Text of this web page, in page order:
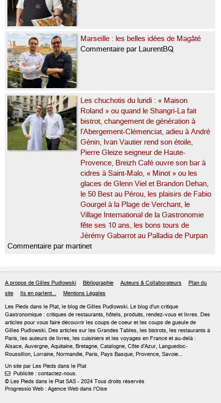
Marseille : les belles idées de Magâté
Commentaire par LaurentBQ
Les chuchotis du lundi : « Maison
Roland » ou quand le Shangri-La fait
bistrot, changement de génération à
l’Abergement-Clémenciat, adieu à André
Génin, Ivan Vautier rend son étoile,
Pierre Gleize seigneur de Haute-
Provence, Breizh Café ouvre son bar à
cidres à Saint-Malo, « Minot » ou les
glaces de Glenn Viel et Brandon Dehan,
le 50 Best au Pérou, les plaisirs de Fabio
Gourgel à la Plage de Verchant, le
Village International de la Gastronomie
fête ses 10 ans, les bons tours de
Jérémy Gabarrot au Palladia de Purpan
Commentaire par martinet
A propos de Gilles Pudlowski Bibliographie Auteurs & Collaborateurs
Plan du
site
Ils en parlent... Mentions Légales
Les Pieds dans le Plat, le blog de Gilles Pudlowski. Le blog d'un critique
Gastronomique : critiques de restaurants, hôtels, produits, rendez-vous et livres. Des
articles pour vous faire découvrir les coups de coeur et les coups de gueule de
Gilles Pudlowski. Des articles sur les Grandes Tables, les bistrots, les restaurants à
Paris, les auteurs de livres, les cuisiniers et les voyages en France et au-delà :
Alsace, Auvergne, Aquitaine, Bretagne, Catalogne, Côte d'Azur, Languedoc-
Roussillon, Lorraine, Normandie, Paris, Pays Basque, Provence, Savoie...
Un site par Les Pieds dans le Plat
 Publicité : contactez-nous.
© Les Pieds dans le Plat SAS - 2024 Tous droits réservés
Progressio Web : Agence Web dans l'Oise